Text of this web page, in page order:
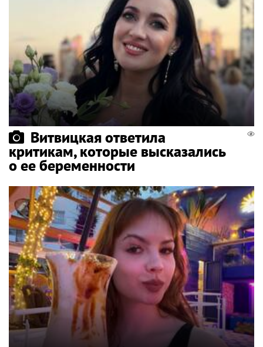
Витвицкая ответила
критикам, которые высказались
о ее беременности